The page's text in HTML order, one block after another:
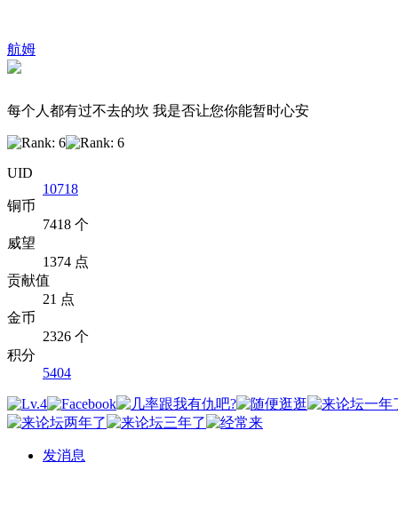
航姆
每个人都有过不去的坎 我是否让您你能暂时心安
UID
10718
铜币
7418 个
威望
1374 点
贡献值
21 点
金币
2326 个
积分
5404
发消息